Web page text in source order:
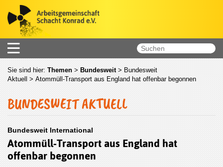
Sie sind hier: Themen > Bundesweit> Bundesweit
Aktuell
> Atommüll-Transport aus England hat offenbar begonnen
BUNDESWEIT AKTUELL
Bundesweit International
Atommüll-Transport aus England hat
offenbar begonnen